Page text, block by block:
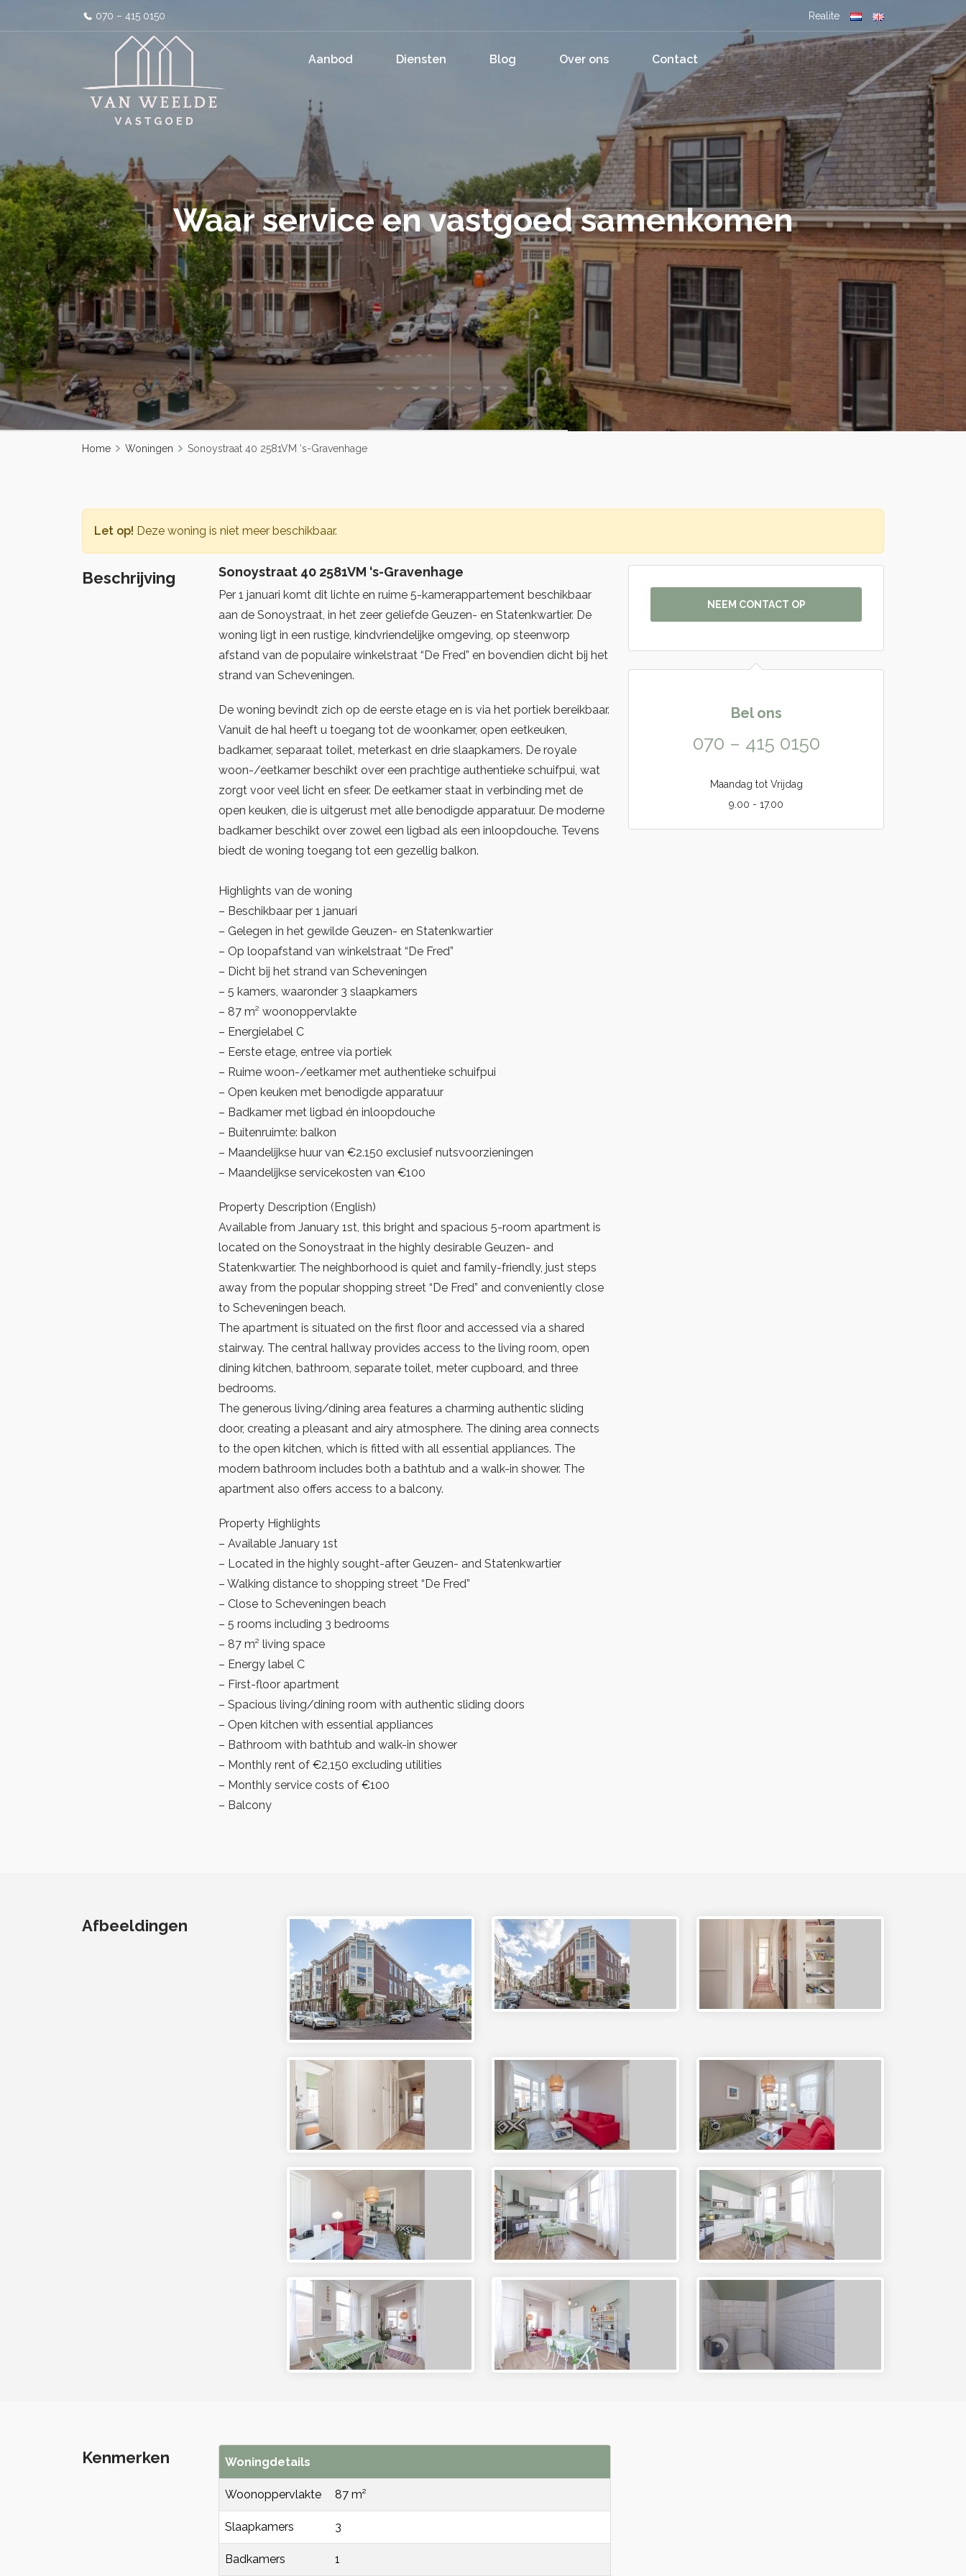
070 – 415 0150 Realite
Aanbod Diensten Blog Over ons Contact
Waar service en vastgoed samenkomen
Home Woningen Sonoystraat 40 2581VM ‘s-Gravenhage
Let op! Deze woning is niet meer beschikbaar.
Beschrijving Sonoystraat 40 2581VM ‘s-Gravenhage
Per 1 januari komt dit lichte en ruime 5-kamerappartement beschikbaar
aan de Sonoystraat, in het zeer geliefde Geuzen- en Statenkwartier. De
woning ligt in een rustige, kindvriendelijke omgeving, op steenworp
afstand van de populaire winkelstraat “De Fred” en bovendien dicht bij het
strand van Scheveningen.
De woning bevindt zich op de eerste etage en is via het portiek bereikbaar.
Vanuit de hal heeft u toegang tot de woonkamer, open eetkeuken,
badkamer, separaat toilet, meterkast en drie slaapkamers. De royale
woon-/eetkamer beschikt over een prachtige authentieke schuifpui, wat
zorgt voor veel licht en sfeer. De eetkamer staat in verbinding met de
open keuken, die is uitgerust met alle benodigde apparatuur. De moderne
badkamer beschikt over zowel een ligbad als een inloopdouche. Tevens
biedt de woning toegang tot een gezellig balkon.
Highlights van de woning
– Beschikbaar per 1 januari
– Gelegen in het gewilde Geuzen- en Statenkwartier
– Op loopafstand van winkelstraat “De Fred”
– Dicht bij het strand van Scheveningen
– 5 kamers, waaronder 3 slaapkamers
– 87 m² woonoppervlakte
– Energielabel C
– Eerste etage, entree via portiek
– Ruime woon-/eetkamer met authentieke schuifpui
– Open keuken met benodigde apparatuur
– Badkamer met ligbad én inloopdouche
– Buitenruimte: balkon
– Maandelijkse huur van €2.150 exclusief nutsvoorzieningen
– Maandelijkse servicekosten van €100
Property Description (English)
Available from January 1st, this bright and spacious 5-room apartment is
located on the Sonoystraat in the highly desirable Geuzen- and
Statenkwartier. The neighborhood is quiet and family-friendly, just steps
away from the popular shopping street “De Fred” and conveniently close
to Scheveningen beach.
The apartment is situated on the first floor and accessed via a shared
stairway. The central hallway provides access to the living room, open
dining kitchen, bathroom, separate toilet, meter cupboard, and three
bedrooms.
The generous living/dining area features a charming authentic sliding
door, creating a pleasant and airy atmosphere. The dining area connects
to the open kitchen, which is fitted with all essential appliances. The
modern bathroom includes both a bathtub and a walk-in shower. The
apartment also offers access to a balcony.
Property Highlights
– Available January 1st
– Located in the highly sought-after Geuzen- and Statenkwartier
– Walking distance to shopping street “De Fred”
– Close to Scheveningen beach
– 5 rooms including 3 bedrooms
– 87 m² living space
– Energy label C
– First-floor apartment
– Spacious living/dining room with authentic sliding doors
– Open kitchen with essential appliances
– Bathroom with bathtub and walk-in shower
– Monthly rent of €2,150 excluding utilities
– Monthly service costs of €100
– Balcony
NEEM CONTACT OP
Bel ons
070 – 415 0150
Maandag tot Vrijdag
9.00 - 17.00
Afbeeldingen
Kenmerken Woningdetails
Woonoppervlakte 87 m²
Slaapkamers 3
Badkamers 1